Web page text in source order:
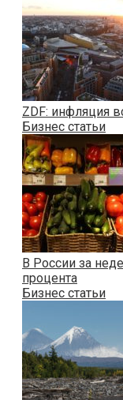
ZDF: инфляция
Бизнес статьи
В России за
процента
Бизнес статьи